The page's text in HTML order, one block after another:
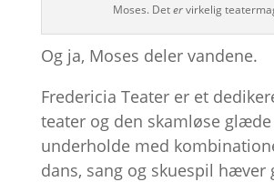
Moses. Detervirkelig
Og ja, Moses deler vandene.
Fredericia Teater er et
teater og den skamløse
underholde med
dans, sang og skuespil hæver